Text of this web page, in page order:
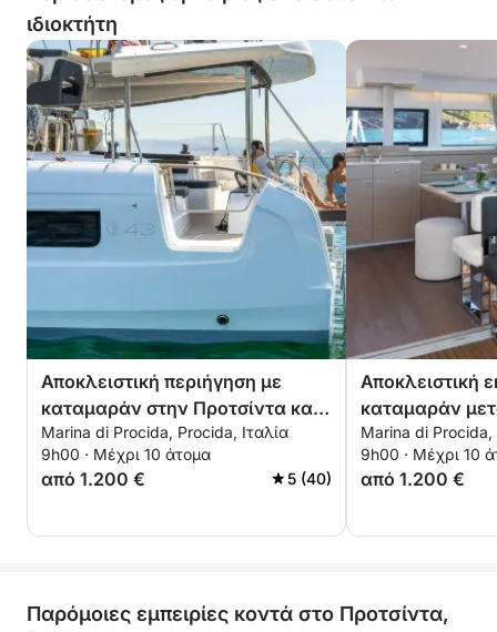
ιδιοκτήτη
Αποκλειστική περιήγηση με
καταμαράν στην Προτσίντα και
την Ίσκια
Marina di Procida, Procida, Ιταλία
9h00 · Μέχρι 10 άτομα
από 1.200 € 5 (40)
Αποκλειστική
καταμαράν
Submerged Bay
Marina di Procida,
9h00 · Μέχρι 10
από 1.200 €
Παρόμοιες εμπειρίες κοντά στο Προτσίντα,